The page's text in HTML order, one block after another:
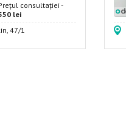
consultației -
lei
47/1